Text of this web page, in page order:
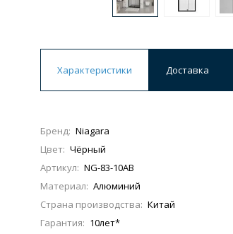
Характеристики Доставка
Бренд: Niagara
Цвет: Чёрный
Артикул: NG-83-10AB
Материал: Алюминий
Страна производства: Китай
Гарантия: 10лет*